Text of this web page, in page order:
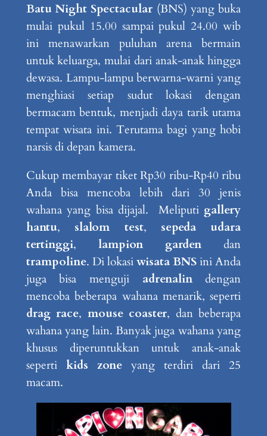
Batu Night Spectacular (BNS) yang buka
mulai pukul 15.00 sampai pukul 24.00 wib
ini menawarkan puluhan arena bermain
untuk keluarga, mulai dari anak-anak hingga
dewasa. Lampu-lampu berwarna-warni yang
menghiasi setiap sudut lokasi dengan
bermacam bentuk, menjadi daya tarik utama
tempat wisata ini. Terutama bagi yang hobi
narsis di depan kamera.
Cukup membayar tiket Rp30 ribu-Rp40 ribu
Anda bisa mencoba lebih dari 30 jenis
wahana yang bisa dijajal. Meliputi gallery
hantu, slalom test, sepeda udara
tertinggi, lampion garden dan
trampoline. Di lokasiwisata BNSini Anda
juga bisa menguji adrenalindengan
mencoba beberapa wahana menarik, seperti
drag race, mouse coaster, dan beberapa
wahana yang lain. Banyak juga wahana yang
khusus diperuntukkan untuk anak-anak
seperti kids zoneyang terdiri dari 25
macam.